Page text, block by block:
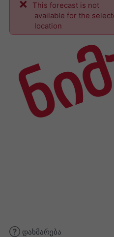
This forecast is not
available for the
location
დახმარება